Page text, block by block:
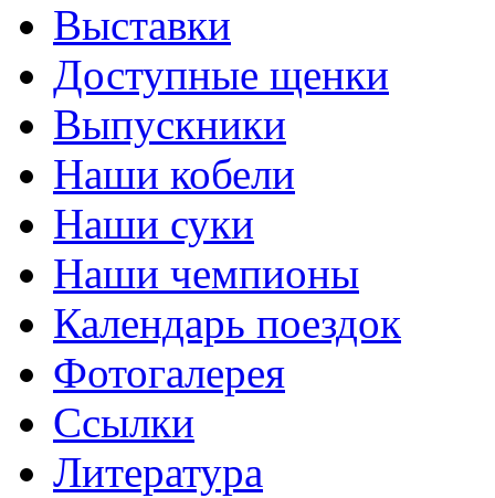
Выставки
Доступные щенки
Выпускники
Наши кобели
Наши суки
Наши чемпионы
Календарь поездок
Фотогалерея
Ссылки
Литература